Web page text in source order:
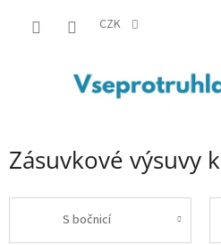
CZK
Zásuvkové výsuvy
S bočnicí